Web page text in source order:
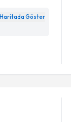
Haritada Göster